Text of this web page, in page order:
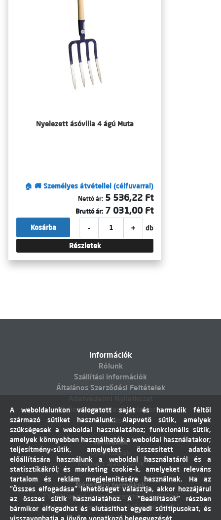
Nyelezett ásóvilla 4 ágú Muta
🏠 🚚 Személyes átvétellel (célfuvarral)
Nettó ár: 5 536,22 Ft
Bruttó ár: 7 031,00 Ft
- + db
Kosárba
Részletek
Információk
Rólunk
Szállítási információk
Általános Szerződési Feltételek
Online vitarendezési platform
Elállás
Termékek
Újdonságok
Kiemelt ajánlataink
Népszerű termékek
TYTAN vegyi dübel ragasztó EVI. 300ml
Molnárkocsi kerékhez belső gumi 4,10 /
3,50-4"
A weboldalunkon válogatott saját és harmadik féltől
származó sütiket használunk: Alapvető sütik, amelyek
szükségesek a weboldal használatához; funkcionális sütik,
amelyek könnyebben használhatók a weboldal használatakor;
teljesítmény-sütik, amelyeket összesített adatok
előállítására használunk a weboldal használatáról és a
statisztikákról; és marketing cookie-k, amelyeket releváns
tartalom és reklám megjelenítésére használnak. Ha az
"Összes elfogadása" lehetőséget választja, akkor hozzájárul
az összes sütik használatához. A "Beállítások" részben
bármikor elfogadhat és elutasíthat egyedi sütitípusokat, és